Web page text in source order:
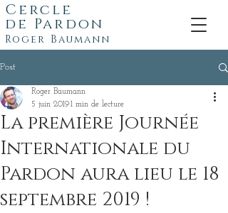
Cercle
de Pardon
Roger Baumann
Post
La première Journée
Internationale du
Pardon aura lieu le 18
septembre 2019 !
Roger Baumann
5 juin 20191 min de lecture